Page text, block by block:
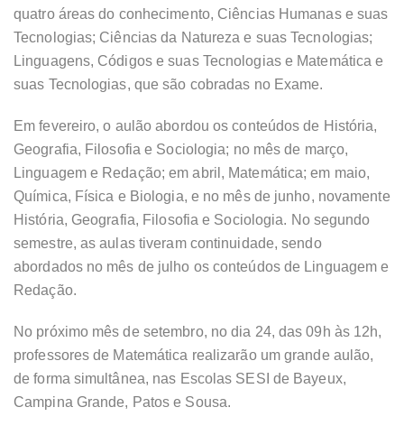
quatro áreas do conhecimento, Ciências Humanas e suas
Tecnologias; Ciências da Natureza e suas Tecnologias;
Linguagens, Códigos e suas Tecnologias e Matemática e
suas Tecnologias, que são cobradas no Exame.
Em fevereiro, o aulão abordou os conteúdos de História,
Geografia, Filosofia e Sociologia; no mês de março,
Linguagem e Redação; em abril, Matemática; em maio,
Química, Física e Biologia, e no mês de junho, novamente
História, Geografia, Filosofia e Sociologia. No segundo
semestre, as aulas tiveram continuidade, sendo
abordados no mês de julho os conteúdos de Linguagem e
Redação.
No próximo mês de setembro, no dia 24, das 09h às 12h,
professores de Matemática realizarão um grande aulão,
de forma simultânea, nas Escolas SESI de Bayeux,
Campina Grande, Patos e Sousa.